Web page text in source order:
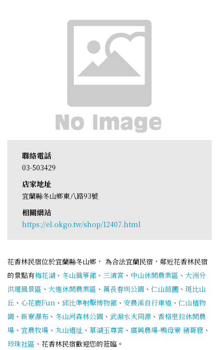
聯絡電話
03-503429
店家地址
宜蘭縣冬山鄉東八路93號
相關網站
https://el.okgo.tw/shop/12407.html
花香林民宿位於宜蘭縣冬山鄉， 為合法宜蘭民宿，鄰近花香林民宿
的景點有梅花湖 、 冬山風箏館 、 三清宮 、 中山休閒農業區 、 大洲分
洪堰風景區 、 大進休閒農業區 、 萬長春圳公園 、 仁山苗圃 、 斑比山
丘 、 心花鹿Fun 、 邱比準射擊博物館 、 安農溪自行車道 、 仁山植物
園 、 新寮瀑布 、 冬山河森林公園 、 武淵水火同源 、 香格里拉休閒農
場 、 宜農牧場 、 丸山遺址 、 草湖玉尊宮 、 廣興農場-鴨母寮 豬哥窟 、
珍珠社區 、花香林民宿歡迎您的蒞臨。